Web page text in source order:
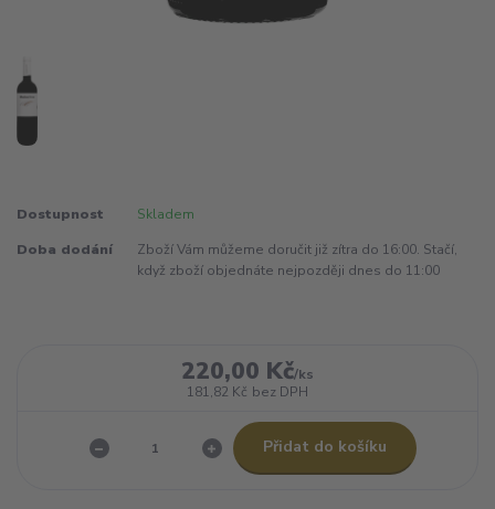
Dostupnost Skladem
Doba dodání
Zboží Vám můžeme doručit již zítra do 16:00. Stačí,
když zboží objednáte nejpozději dnes do 11:00
220,00 Kč/ks
181,82 Kč bez DPH
Přidat do košíku